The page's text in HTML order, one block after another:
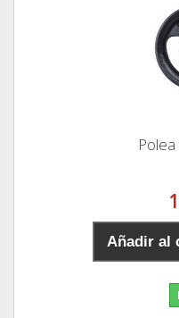
Añadir al